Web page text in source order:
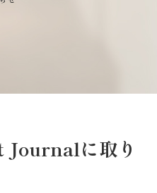
に取り